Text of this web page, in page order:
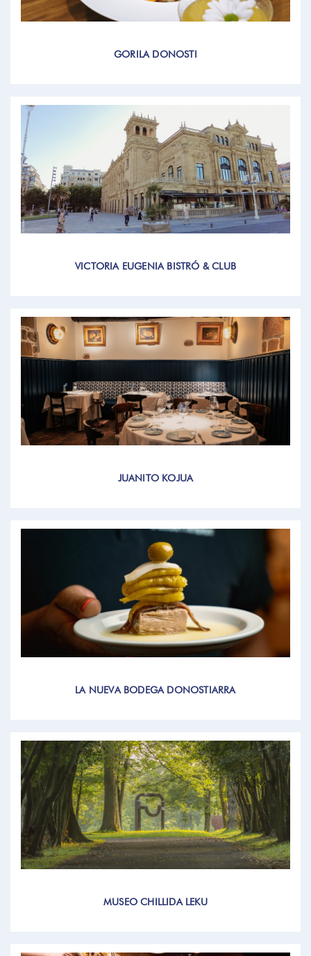
GORILA DONOSTI
VICTORIA EUGENIA BISTRÓ & CLUB
JUANITO KOJUA
LA NUEVA BODEGA DONOSTIARRA
MUSEO CHILLIDA LEKU